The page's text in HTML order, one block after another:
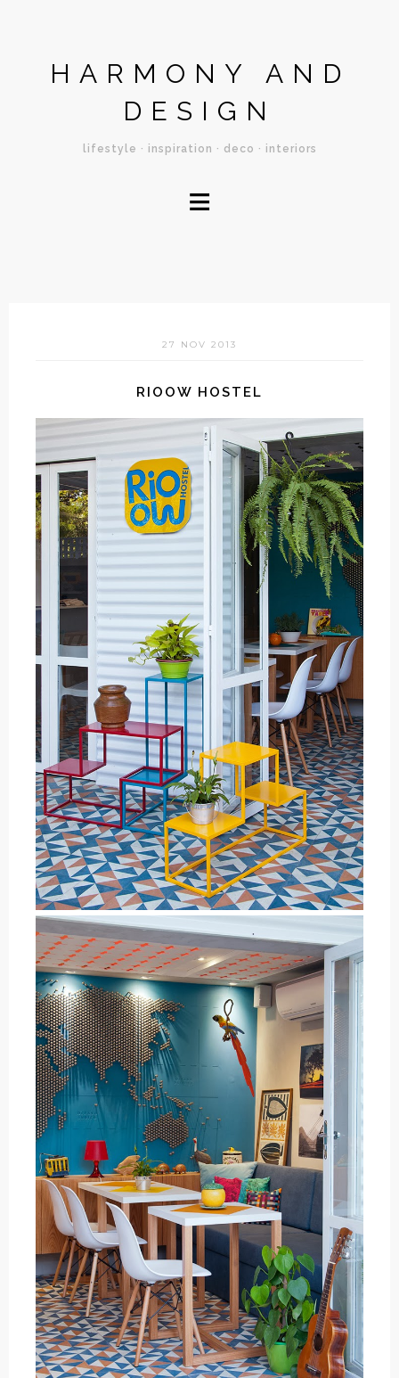
HARMONY AND
DESIGN
lifestyle · inspiration · deco · interiors
≡
27 NOV 2013
RIOOW HOSTEL